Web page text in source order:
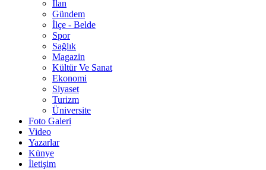
İlan
Gündem
İlçe - Belde
Spor
Sağlık
Magazin
Kültür Ve Sanat
Ekonomi
Siyaset
Turizm
Üniversite
Foto Galeri
Video
Yazarlar
Künye
İletişim